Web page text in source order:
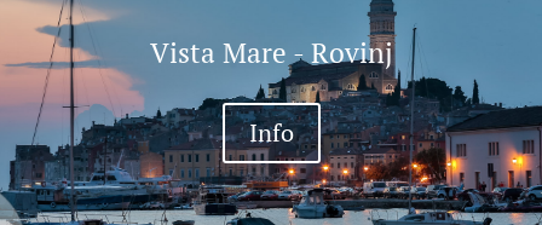
Vista Mare - Rovinj
Info